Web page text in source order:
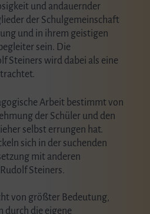
und andauernder
der Schulgemeinschaft
und in ihrem geistigen
sein. Die
Steiners wird dabei als eine
Arbeit bestimmt von
der Schüler und den
selbst errungen hat.
sich in der suchenden
mit anderen
Steiners.
von größter Bedeutung,
durch die eigene